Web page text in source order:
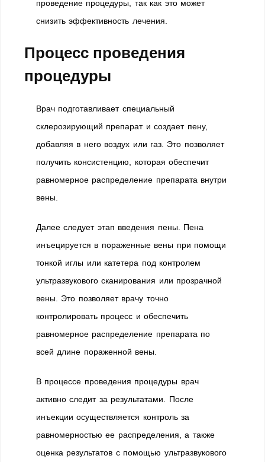
проведение процедуры, так как это может
снизить эффективность лечения.
Процесс проведения
процедуры
Врач подготавливает специальный
склерозирующий препарат и создает пену,
добавляя в него воздух или газ. Это позволяет
получить консистенцию, которая обеспечит
равномерное распределение препарата внутри
вены.
Далее следует этап введения пены. Пена
инъецируется в пораженные вены при помощи
тонкой иглы или катетера под контролем
ультразвукового сканирования или прозрачной
вены. Это позволяет врачу точно
контролировать процесс и обеспечить
равномерное распределение препарата по
всей длине пораженной вены.
В процессе проведения процедуры врач
активно следит за результатами. После
инъекции осуществляется контроль за
равномерностью ее распределения, а также
оценка результатов с помощью ультразвукового